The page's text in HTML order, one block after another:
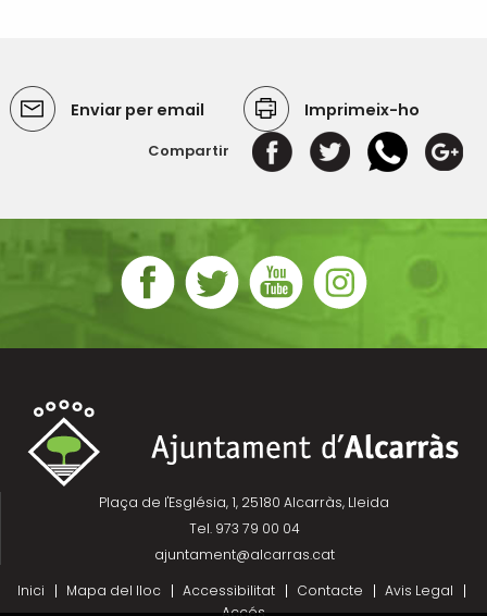
Enviar per email Imprimeix-ho
Compartir
Plaça de l'Església, 1, 25180 Alcarràs, Lleida
Tel. 973 79 00 04
ajuntament@alcarras.cat
Inici
Mapa del lloc Accessibilitat Contacte
Avis Legal
Accés